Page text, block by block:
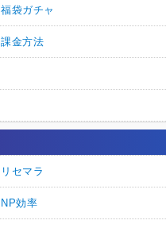
福袋ガチャ
課金方法
リセマラ
NP効率